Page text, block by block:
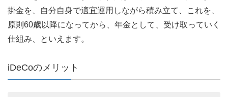
掛金を、自分自身で適宜運用しながら積み立て、これを、
原則60歳以降になってから、年金として、受け取っていく
仕組み、といえます。
iDeCoのメリット